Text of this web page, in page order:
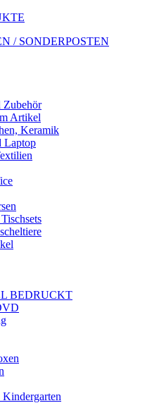
/ SONDERPOSTEN
Zubehör
Artikel
Keramik
Laptop
BEDRUCKT